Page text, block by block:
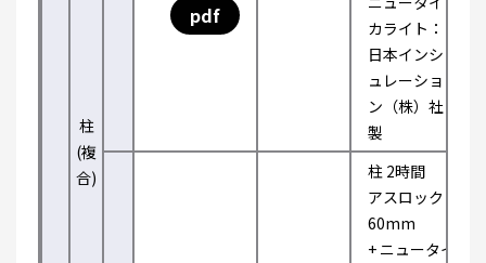
柱
(複
合)
pdf
カライト：
日本インシ
ュレーショ
ン（株）社
製
柱 2時間
アスロック
60mm
+ ニュータイ